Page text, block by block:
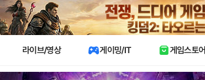
라이브/영상 게이밍/IT 게임스토어